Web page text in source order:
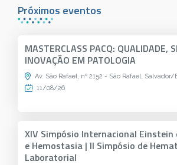
Próximos eventos
MASTERCLASS PACQ: QUALIDADE,
INOVAÇÃO EM PATOLOGIA
Av. São Rafael, nº 2152 - São Rafael, Salvador/
11/08/26
XIV Simpósio Internacional Einstein
e Hemostasia | II Simpósio de
Laboratorial